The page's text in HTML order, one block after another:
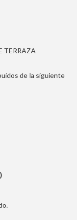
TERRAZA
de la siguiente